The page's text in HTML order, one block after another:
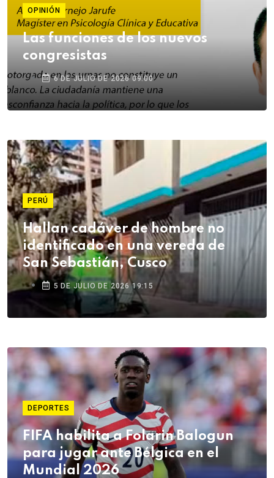
OPINIÓN
Las funciones de los nuevos
congresistas
6 DE JULIO DE 2026 09:00
PERÚ
Hallan cadáver de hombre no
identificado en una vereda de
San Sebastián, Cusco
5 DE JULIO DE 2026 19:15
DEPORTES
FIFA habilita a Folarin Balogun
para jugar ante Bélgica en el
Mundial 2026